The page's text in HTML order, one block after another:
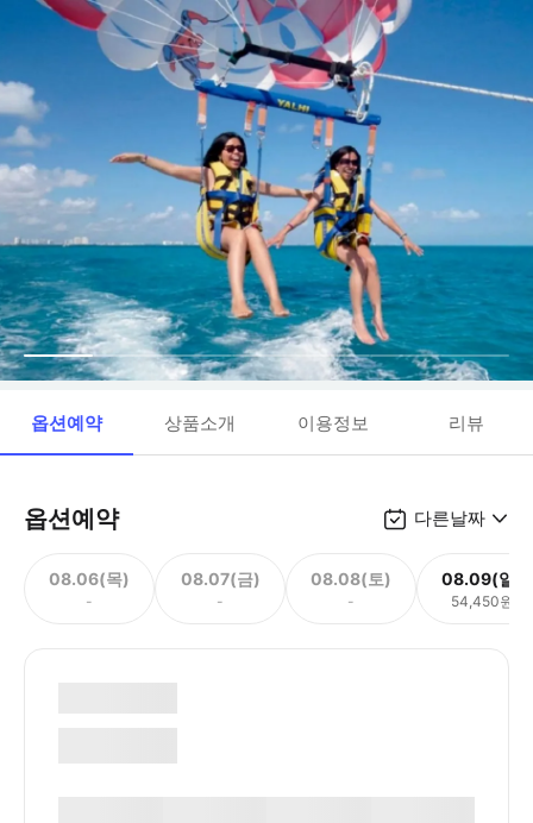
옵션예약 상품소개 이용정보 리뷰
옵션예약 다른날짜
08.06(목)
-
08.07(금)
-
08.08(토)
-
08.09(일)
54,450원